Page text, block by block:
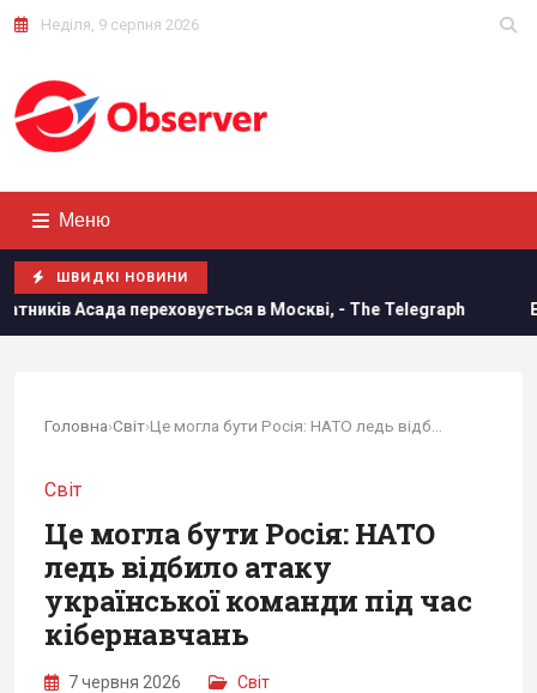
Неділя, 9 серпня 2026
Меню
ШВИДКІ НОВИНИ
в Москві, - The Telegraph Експерти
Головна›Світ›
Світ
Це могла бути Росія: НАТО
ледь відбило атаку
української команди під час
кібернавчань
7 червня 2026 Світ